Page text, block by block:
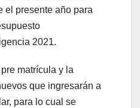
el presente año para
2021.
matrícula y la
que ingresarán a
para lo cual se